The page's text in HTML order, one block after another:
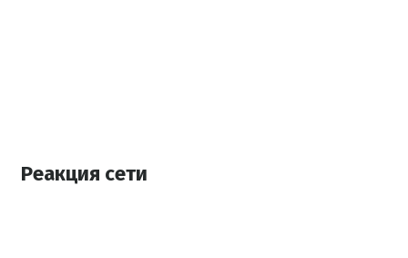
Реакция сети